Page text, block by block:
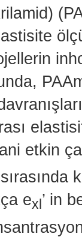
etkin
exl ’ in